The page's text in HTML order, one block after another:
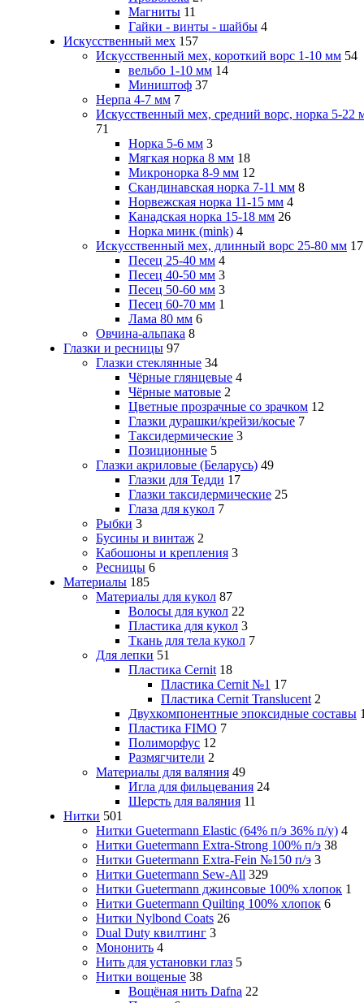
Магниты 11
Гайки - винты - шайбы 4
Искусственный мех 157
Искусственный мех, короткий ворс 1-10 мм 54
вельбо 1-10 мм 14
Миништоф 37
Нерпа 4-7 мм 7
Искусственный мех, средний ворс, норка 5-22
71
Норка 5-6 мм 3
Мягкая норка 8 мм 18
Микронорка 8-9 мм 12
Скандинавская норка 7-11 мм 8
Норвежская норка 11-15 мм 4
Канадская норка 15-18 мм 26
Норка минк (mink) 4
Искусственный мех, длинный ворс 25-80 мм 17
Песец 25-40 мм 4
Песец 40-50 мм 3
Песец 50-60 мм 3
Песец 60-70 мм 1
Лама 80 мм 6
Овчина-альпака 8
Глазки и ресницы 97
Глазки стеклянные 34
Чёрные глянцевые 4
Чёрные матовые 2
Цветные прозрачные со зрачком 12
Глазки дурашки/крейзи/косые 7
Таксидермические 3
Позиционные 5
Глазки акриловые (Беларусь) 49
Глазки для Тедди 17
Глазки таксидермические 25
Глаза для кукол 7
Рыбки 3
Бусины и винтаж 2
Кабошоны и крепления 3
Ресницы 6
Материалы 185
Материалы для кукол 87
Волосы для кукол 22
Пластика для кукол 3
Ткань для тела кукол 7
Для лепки 51
Пластика Cernit 18
Пластика Cernit №1 17
Пластика Cernit Translucent 2
Двухкомпонентные эпоксидные составы
Пластика FIMO 7
Полиморфус 12
Размягчители 2
Материалы для валяния 49
Игла для фильцевания 24
Шерсть для валяния 11
Нитки 501
Нитки Guetermann Elastic (64% п/э 36% п/у) 4
Нитки Guetermann Extra-Strong 100% п/э 38
Нитки Guetermann Extra-Fein №150 п/э 3
Нитки Guetermann Sew-All 329
Нитки Guetermann джинсовые 100% хлопок 1
Нитки Guetermann Quilting 100% хлопок 6
Нитки Nylbond Coats 26
Dual Duty квилтинг 3
Мононить 4
Нить для установки глаз 5
Нитки вощеные 38
Вощёная нить Dafna 22